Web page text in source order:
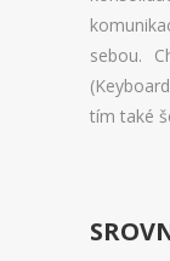
sebou.
tím také